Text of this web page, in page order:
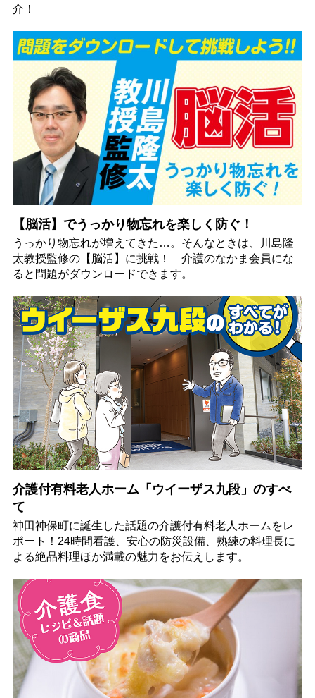
介！
【脳活】でうっかり物忘れを楽しく防ぐ！
うっかり物忘れが増えてきた…。そんなときは、川島隆
太教授監修の【脳活】に挑戦！ 介護のなかま会員にな
ると問題がダウンロードできます。
介護付有料老人ホーム「ウイーザス九段」のすべ
て
神田神保町に誕生した話題の介護付有料老人ホームをレ
ポート！24時間看護、安心の防災設備、熟練の料理長に
よる絶品料理ほか満載の魅力をお伝えします。